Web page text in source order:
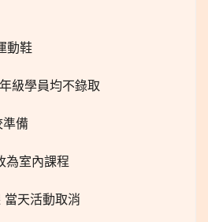
動鞋
級學員均不錄取
準備
為室內課程
當天活動取消